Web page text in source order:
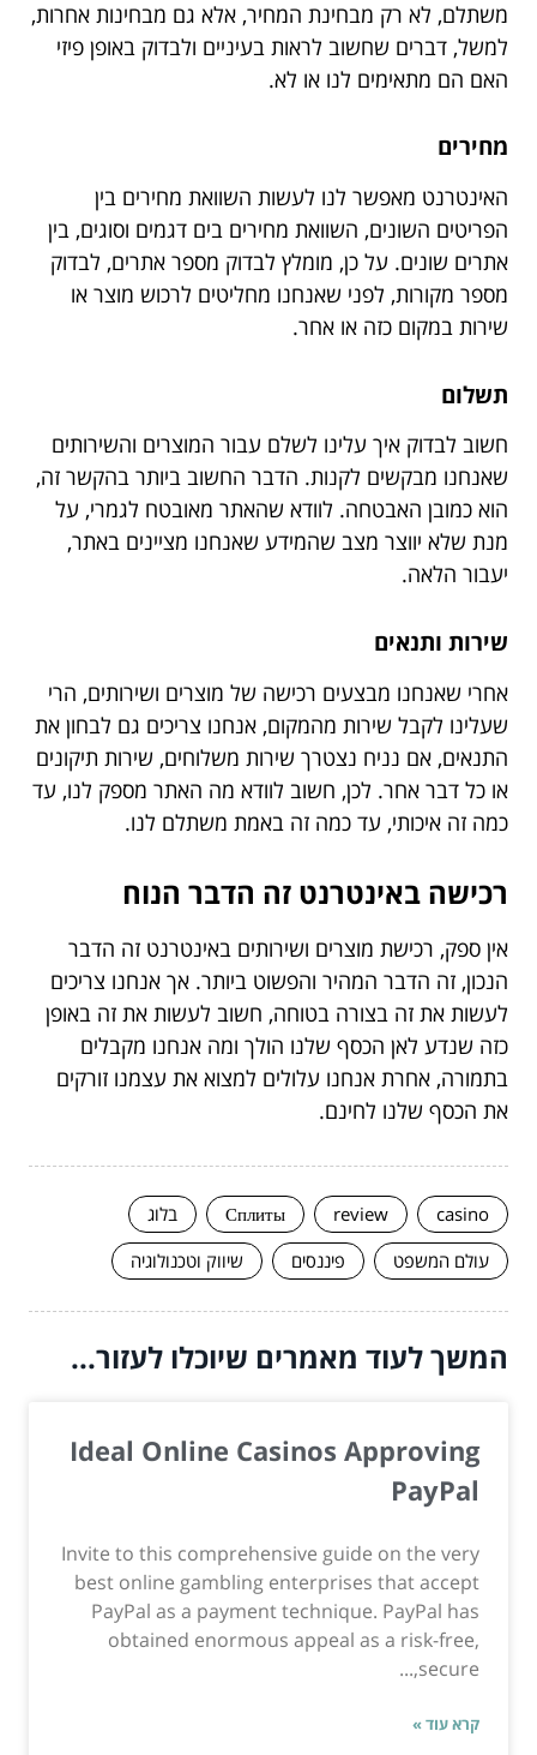
משתלם, לא רק מבחינת המחיר, אלא גם מבחינות אחרות,
למשל, דברים שחשוב לראות בעיניים ולבדוק באופן פיזי
האם הם מתאימים לנו או לא.
מחירים
האינטרנט מאפשר לנו לעשות השוואת מחירים בין
הפריטים השונים, השוואת מחירים בים דגמים וסוגים, בין
אתרים שונים. על כן, מומלץ לבדוק מספר אתרים, לבדוק
מספר מקורות, לפני שאנחנו מחליטים לרכוש מוצר או
שירות במקום כזה או אחר.
תשלום
חשוב לבדוק איך עלינו לשלם עבור המוצרים והשירותים
שאנחנו מבקשים לקנות. הדבר החשוב ביותר בהקשר זה,
הוא כמובן האבטחה. לוודא שהאתר מאובטח לגמרי, על
מנת שלא יווצר מצב שהמידע שאנחנו מציינים באתר,
יעבור הלאה.
שירות ותנאים
אחרי שאנחנו מבצעים רכישה של מוצרים ושירותים, הרי
שעלינו לקבל שירות מהמקום, אנחנו צריכים גם לבחון את
התנאים, אם נניח נצטרך שירות משלוחים, שירות תיקונים
או כל דבר אחר. לכן, חשוב לוודא מה האתר מספק לנו, עד
כמה זה איכותי, עד כמה זה באמת משתלם לנו.
רכישה באינטרנט זה הדבר הנוח
אין ספק, רכישת מוצרים ושירותים באינטרנט זה הדבר
הנכון, זה הדבר המהיר והפשוט ביותר. אך אנחנו צריכים
לעשות את זה בצורה בטוחה, חשוב לעשות את זה באופן
כזה שנדע לאן הכסף שלנו הולך ומה אנחנו מקבלים
בתמורה, אחרת אנחנו עלולים למצוא את עצמנו זורקים
את הכסף שלנו לחינם.
casino
review
Сплиты
בלוג
עולם המשפט
פיננסים שיווק וטכנולוגיה
המשך לעוד מאמרים שיוכלו לעזור...
Ideal Online Casinos Approving
PayPal
Invite to this comprehensive guide on the very
best online gambling enterprises that accept
PayPal as a payment technique. PayPal has
obtained enormous appeal as a risk-free,
secure,...
קרא עוד »